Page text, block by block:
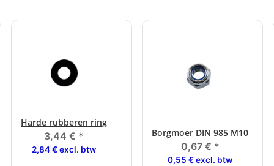
Harde rubberen ring
3,44 € *
2,84 € excl. btw
Borgmoer DIN 985 M10
0,67 € *
0,55 € excl. btw